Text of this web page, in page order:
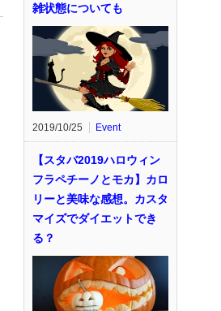
雑状態についても
2019/10/25 Event
【スタバ2019ハロウィン
フラペチーノとモカ】カロ
リーと美味な感想。カスタ
マイズでダイエットでき
る？